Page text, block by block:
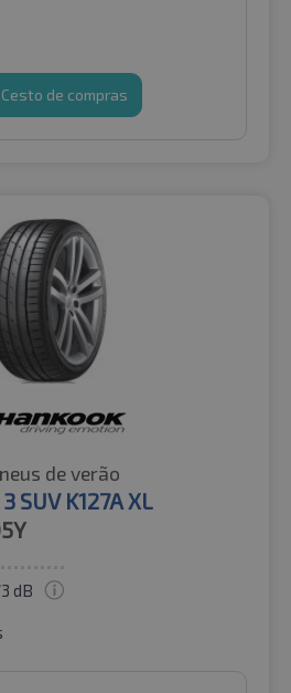
Cesto de compras
de verão
SUV K127A XL
dB